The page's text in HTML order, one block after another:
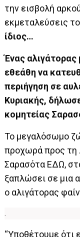
την εισβολή
εκμεταλεύσεις
ίδιος…
Ένας
εθεάθη να
περιήγηση σε
Κυριακής,
κομητείας
Το μεγαλόσωμο
προχωρά προς τη
Σαρασότα ΕΔΩ,
ξαπλώσει σε μια
ο αλιγάτορας
“Υποθέτουμε ότι